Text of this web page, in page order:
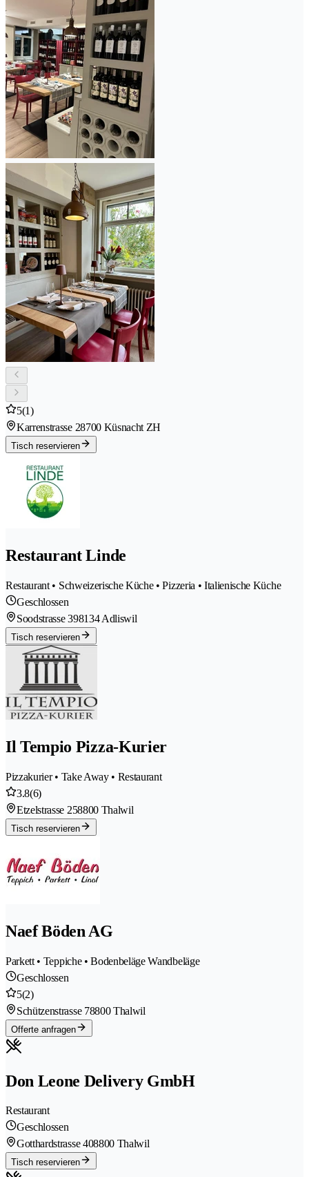
5(1)
Karrenstrasse 28700 Küsnacht ZH
Tisch reservieren
Restaurant Linde
Restaurant • Schweizerische Küche • Pizzeria • Italienische Küche
Geschlossen
Soodstrasse 398134 Adliswil
Tisch reservieren
Il Tempio Pizza-Kurier
Pizzakurier • Take Away • Restaurant
3.8(6)
Etzelstrasse 258800 Thalwil
Tisch reservieren
Naef Böden AG
Parkett • Teppiche • Bodenbeläge Wandbeläge
Geschlossen
5(2)
Schützenstrasse 78800 Thalwil
Offerte anfragen
Don Leone Delivery GmbH
Restaurant
Geschlossen
Gotthardstrasse 408800 Thalwil
Tisch reservieren